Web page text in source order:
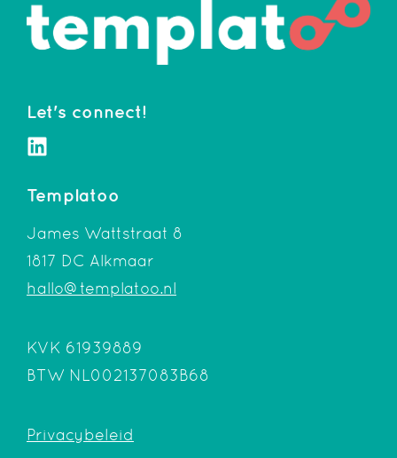
Let's connect!
Templatoo
James Wattstraat 8
1817 DC Alkmaar
hallo@templatoo.nl
KVK 61939889
BTW NL002137083B68
Privacybeleid